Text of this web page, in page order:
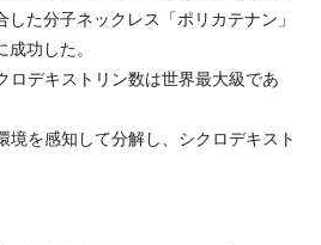
た分子ネックレス「ポリカテナン」
功した。
ロデキストリン数は世界最大級であ
境を感知して分解し、シクロデキスト